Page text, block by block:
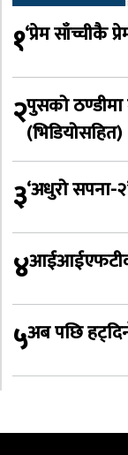
१‘प्रेम साँच्चीकै
२पुसको
(भिडियोसहित)
३‘अधुरो सपना-
४आईआईएफटीका
५अब पछि